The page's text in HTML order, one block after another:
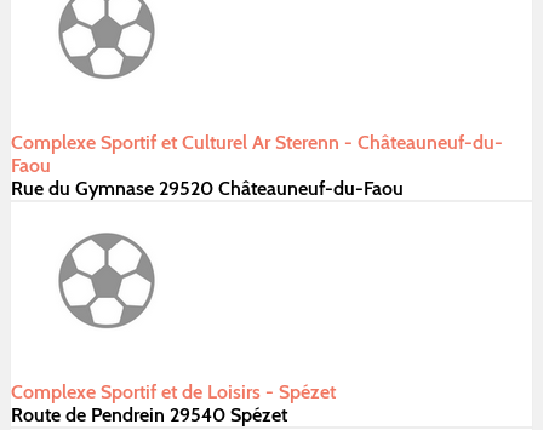
Complexe Sportif et Culturel Ar Sterenn - Châteauneuf-du-
Faou
Rue du Gymnase 29520 Châteauneuf-du-Faou
Complexe Sportif et de Loisirs - Spézet
Route de Pendrein 29540 Spézet